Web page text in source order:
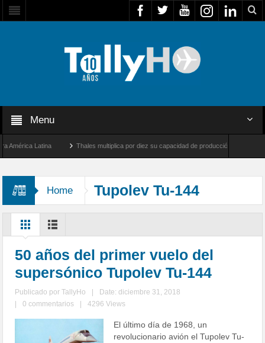
Menu
Latina Thales multiplica por diez su capacidad de producción de radares en
Home Tupolev Tu-144
50 años del primer vuelo del
supersónico Tupolev Tu-144
Publicado porTallyHo
Date: diciembre 31, 2018
0 commentarios 4296 Views
El último día de 1968, un
revolucionario avión el Tupolev Tu-